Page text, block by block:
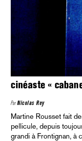
cinéaste «
ParNicolas Rey
Martine Rousset fait des films depuis 1977, des films en
pellicule, depuis
grandi à Frontignan, à